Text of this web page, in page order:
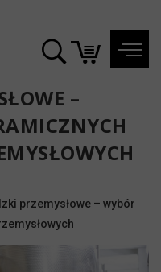
–
przemysłowe – wybór